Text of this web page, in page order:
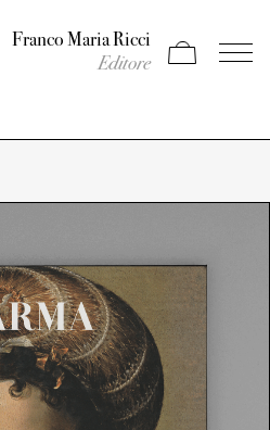
Franco Maria Ricci
Editore Apri carrello
Apri il